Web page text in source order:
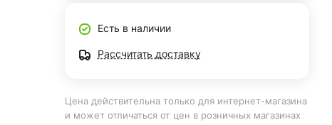
Есть в наличии
Рассчитать доставку
Цена действительна только для интернет-магазина
и может отличаться от цен в розничных магазинах